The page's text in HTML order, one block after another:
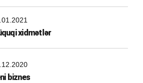
xidmətlər
biznes